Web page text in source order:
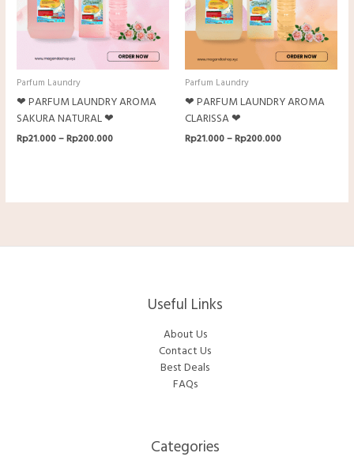
Parfum Laundry
❤ PARFUM LAUNDRY AROMA
SAKURA NATURAL ❤
Rp21.000–Rp200.000Rentang
Parfum Laundry
❤ PARFUM LAUNDRY AROMA
CLARISSA ❤
Rp21.000–Rp200.000Rentang
Useful Links
About Us
Contact Us
Best Deals
FAQs
Categories​